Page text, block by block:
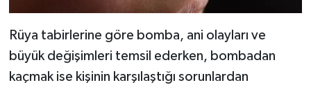
Rüya tabirlerine göre bomba, ani olayları ve
büyük değişimleri temsil ederken, bombadan
kaçmak ise kişinin karşılaştığı sorunlardan